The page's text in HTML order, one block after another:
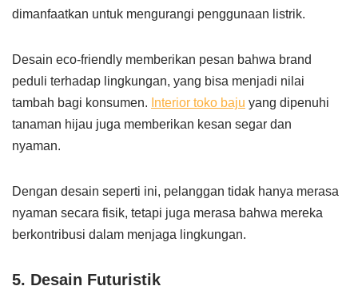
dimanfaatkan untuk mengurangi penggunaan listrik.
Desain eco-friendly memberikan pesan bahwa brand
peduli terhadap lingkungan, yang bisa menjadi nilai
tambah bagi konsumen. Interior toko baju yang dipenuhi
tanaman hijau juga memberikan kesan segar dan
nyaman.
Dengan desain seperti ini, pelanggan tidak hanya merasa
nyaman secara fisik, tetapi juga merasa bahwa mereka
berkontribusi dalam menjaga lingkungan.
5. Desain Futuristik